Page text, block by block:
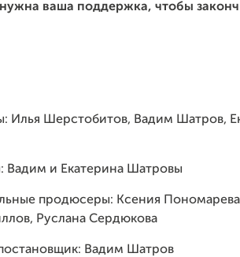
ваша поддержка, чтобы
Илья Шерстобитов, Вадим Шатров,
Вадим и Екатерина Шатровы
продюсеры: Ксения
Руслана Сердюкова
Вадим Шатров